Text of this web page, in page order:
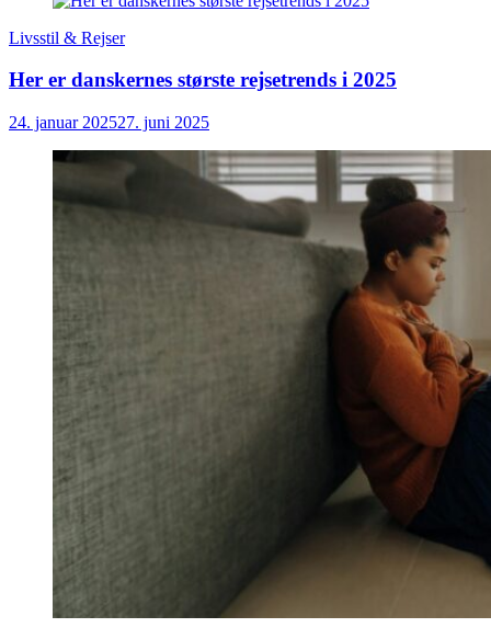
Livsstil & Rejser
Her er danskernes største rejsetrends i 2025
24. januar 202527. juni 2025